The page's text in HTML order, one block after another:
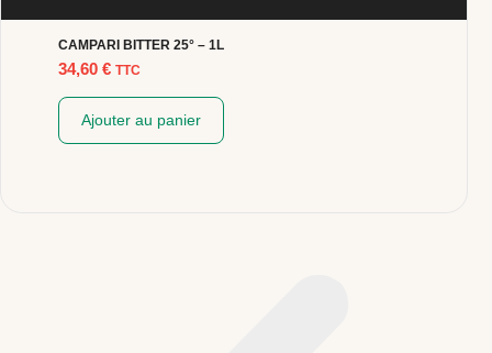
CAMPARI BITTER 25° – 1L
34,60 € TTC
Ajouter au panier